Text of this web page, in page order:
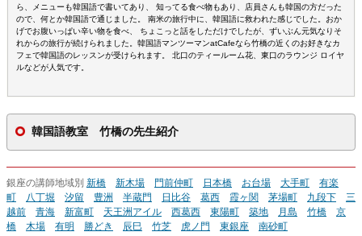
ら、メニューも韓国語で書いてあり、 知ってる食べ物もあり、店員さんも韓国の方だった
ので、何とか韓国語で通じました。 南米の旅行中に、韓国語に救われた感じでした。おか
げでお腹いっぱい辛い物を食べ、 ちょこっと話をしただけでしたが、ずいぶん元気なりそ
れからの旅行が続けられました。韓国語マンツーマンatCafeなら竹橋の近くのお好きなカ
フェで韓国語のレッスンが受けられます。 北口のティールーム花、東口のラウンジ ロイヤ
ルなどが人気です。
韓国語教室 竹橋の先生紹介
銀座の講師地域別 新橋 新木場 門前仲町 日本橋 お台場 大手町
有楽
町
八丁堀 汐留 豊洲 半蔵門 日比谷 葛西 霞ヶ関 茅場町 九段下
三
越前
青海 新富町 天王洲アイル 西葛西 東陽町 築地 月島 竹橋
京
橋
木場 有明 勝どき 辰巳 竹芝 虎ノ門 東銀座 南砂町